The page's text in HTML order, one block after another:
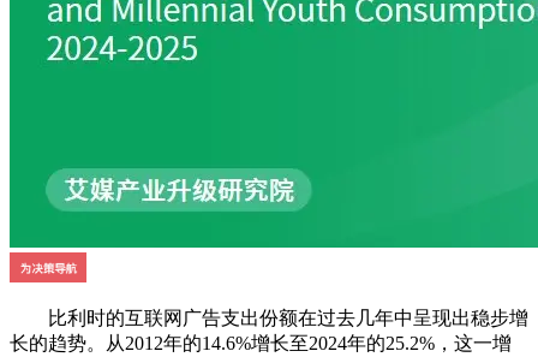
比利时的互联网广告支出份额在过去几年中呈现出稳步增
长的趋势。从2012年的14.6%增长至2024年的25.2%，这一增